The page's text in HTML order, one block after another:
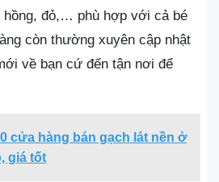
hồng, đỏ,… phù hợp với cả bé
còn thường xuyên cập nhật
về bạn cứ đến tận nơi để
cửa hàng bán gạch lát nền ở
giá tốt